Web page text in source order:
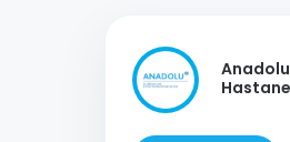
Anadolu